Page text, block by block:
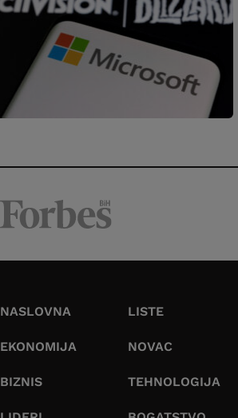
NASLOVNA
EKONOMIJA
BIZNIS
LISTE
NOVAC
TEHNOLOGIJA